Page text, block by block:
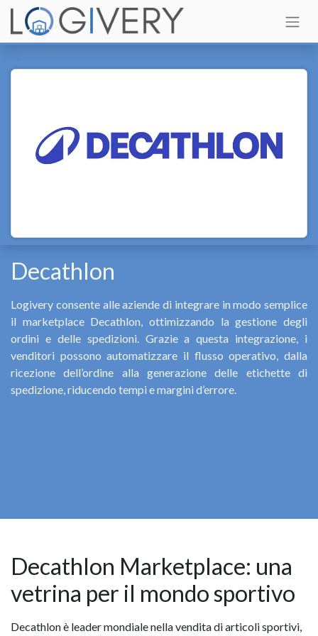
Decathlon
Logivery consente alle aziende di integrare in modo semplice
il marketplace Decathlon, ottimizzando la gestione degli
ordini e delle spedizioni. Grazie a questa integrazione, i
venditori possono automatizzare il flusso operativo, dalla
ricezione dell’ordine alla generazione delle etichette di
spedizione, riducendo tempi e margini d’errore.
Decathlon Marketplace: una
vetrina per il mondo sportivo
Decathlon è leader mondiale nella vendita di articoli sportivi,